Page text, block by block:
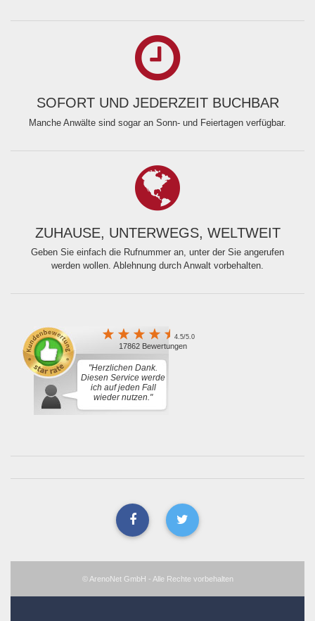
SOFORT UND JEDERZEIT BUCHBAR
Manche Anwälte sind sogar an Sonn- und Feiertagen verfügbar.
ZUHAUSE, UNTERWEGS, WELTWEIT
Geben Sie einfach die Rufnummer an, unter der Sie angerufen
werden wollen. Ablehnung durch Anwalt vorbehalten.
4.5/5.0
17862 Bewertungen
"Herzlichen Dank.
Diesen Service werde
ich auf jeden Fall
wieder nutzen."
© ArenoNet GmbH - Alle Rechte vorbehalten